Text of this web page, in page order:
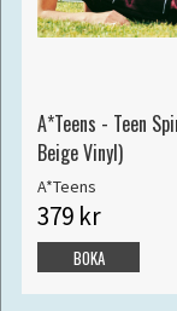
A*Teens - Teen
Beige Vinyl)
A*Teens
379 kr
BOKA